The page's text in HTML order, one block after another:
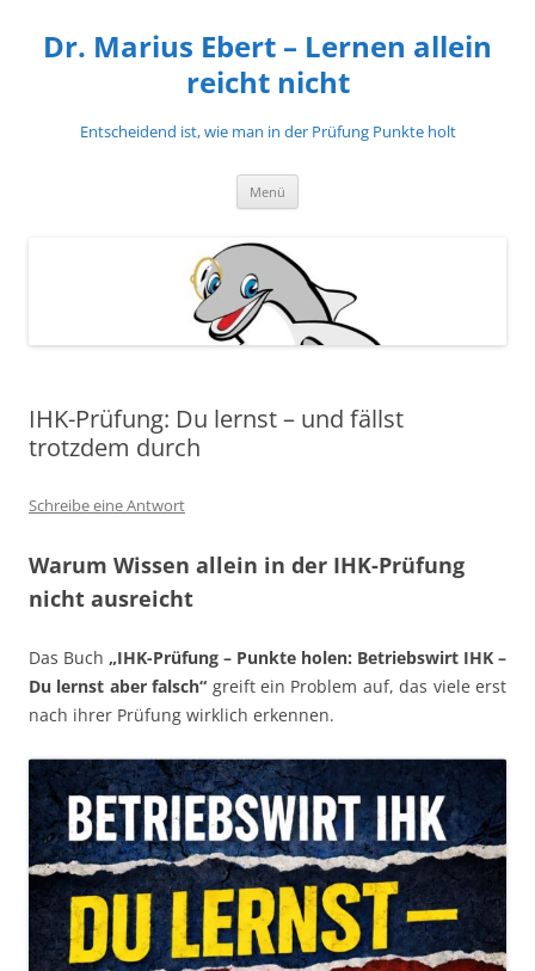
springen
Dr. Marius Ebert – Lernen allein
reicht nicht
Entscheidend ist, wie man in der Prüfung Punkte holt
Menü
IHK-Prüfung: Du lernst – und fällst
trotzdem durch
Schreibe eine Antwort
Warum Wissen allein in der IHK-Prüfung
nicht ausreicht
Das Buch „IHK-Prüfung – Punkte holen: Betriebswirt IHK –
Du lernst aber falsch“ greift ein Problem auf, das viele erst
nach ihrer Prüfung wirklich erkennen.